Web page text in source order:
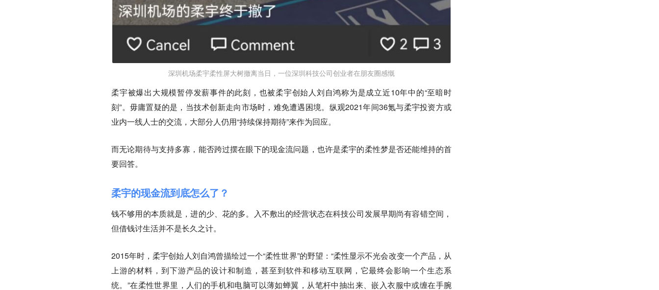
深圳机场柔宇柔性屏大树撤离当日，一位深圳科技公司创业者在朋友圈感慨
柔宇被爆出大规模暂停发薪事件的此刻，也被柔宇创始人刘自鸿称为是成立近10年中的“至暗时
刻”。毋庸置疑的是，当技术创新走向市场时，难免遭遇困境。纵观2021年间36氪与柔宇投资方或
业内一线人士的交流，大部分人仍用“持续保持期待”来作为回应。
而无论期待与支持多寡，能否跨过摆在眼下的现金流问题，也许是柔宇的柔性梦是否还能维持的首
要回答。
柔宇的现金流到底怎么了？
钱不够用的本质就是，进的少、花的多。
入不敷出的经营状态在科技公司发展早期尚有容错空间，
但借钱讨生活并不是长久之计。
2015年时，柔宇创始人刘自鸿曾描绘过一个“柔性世界”的野望：“柔性显示不光会改变一个产品，从
上游的材料，到下游产品的设计和制造，甚至到软件和移动互联网，它最终会影响一个生态系
统。”在柔性世界里，人们的手机和电脑可以薄如蝉翼，从笔杆中抽出来、嵌入衣服中或缠在手腕